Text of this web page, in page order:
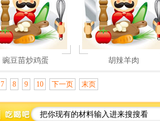
豌豆苗炒鸡蛋 胡辣羊肉
7 8 9 10 下一页 末页